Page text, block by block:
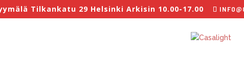
Tilkankatu 29 Helsinki Arkisin 10.00-17.00